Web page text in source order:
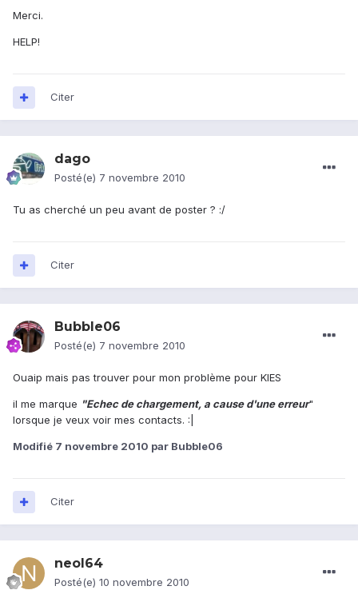
Merci.
HELP!
Citer
dago
Posté(e) 7 novembre 2010
Tu as cherché un peu avant de poster ? :/
Citer
Bubble06
Posté(e) 7 novembre 2010
Ouaip mais pas trouver pour mon problème pour KIES
il me marque "Echec de chargement, a cause d'une erreur"
lorsque je veux voir mes contacts. :|
Modifié 7 novembre 2010 par Bubble06
Citer
neol64
Posté(e) 10 novembre 2010